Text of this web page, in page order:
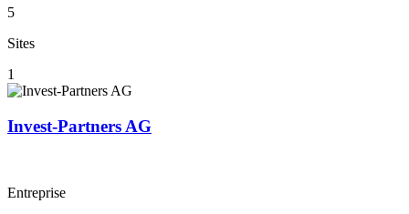
5
Sites
1
Invest-Partners AG
Entreprise